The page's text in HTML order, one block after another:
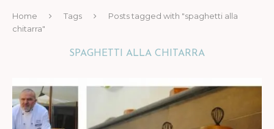
Home Tags
Posts tagged with "spaghetti alla
chitarra"
SPAGHETTI ALLA CHITARRA